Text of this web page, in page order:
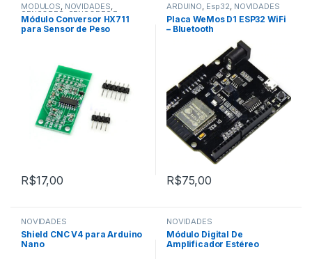
MÓDULOS, NOVIDADES,
SENSORES SENSORES E
MÓDULOS
Módulo Conversor HX711
para Sensor de Peso
R$17,00
ARDUINO, Esp32, NOVIDADES
Placa WeMos D1 ESP32 WiFi
– Bluetooth
R$75,00
NOVIDADES
,
ROBÓTICA E MOTORES
,
Shield CNC V4 para Arduino
Nano
NOVIDADES
Módulo Digital De
Amplificador Estéreo